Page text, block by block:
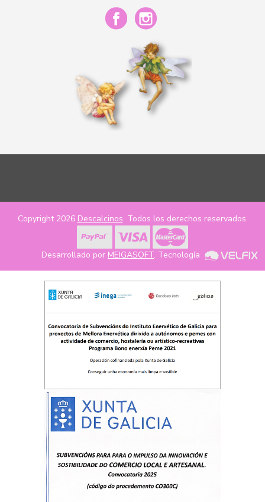
Copyright 2026 Descalcinos. Todos los derechos reservados.
Desarrollado por MEIGASOFT. Tecnología